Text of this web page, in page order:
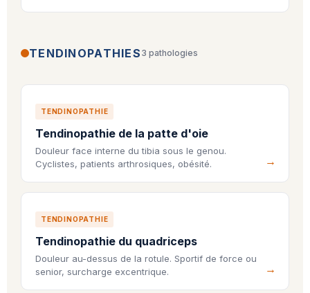
TENDINOPATHIES 3 pathologies
TENDINOPATHIE
Tendinopathie de la patte d'oie
Douleur face interne du tibia sous le genou.
Cyclistes, patients arthrosiques, obésité.
TENDINOPATHIE
Tendinopathie du quadriceps
Douleur au-dessus de la rotule. Sportif de force ou
senior, surcharge excentrique.